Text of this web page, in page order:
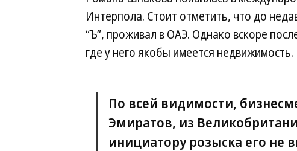
Интерпола. Стоит отметить, что до
“Ъ”, проживал в ОАЭ. Однако вскоре
где у него якобы имеется недвижимость.
По всей видимости,
Эмиратов, из
инициатору розыска его не